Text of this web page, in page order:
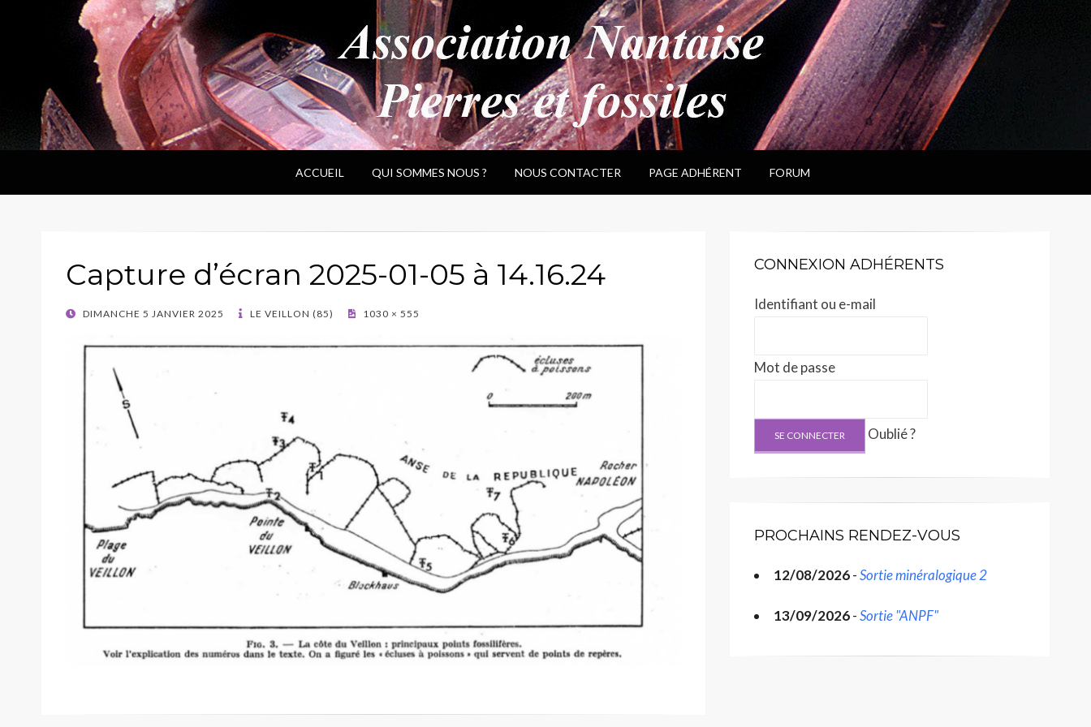
ANPF
Association Nantaise Pierres et Fossiles
ACCUEIL QUI SOMMES NOUS ? NOUS CONTACTER PAGE ADHÉRENT FORUM
Capture d’écran 2025-01-05 à 14.16.24
POSTED
DIMANCHE 5 JANVIER 2025 LE VEILLON (85) 1030 × 555
CONNEXION ADHÉRENTS
Identifiant ou e-mail
Mot de passe
Oublié ?
PROCHAINS RENDEZ-VOUS
12/08/2026-Sortie minéralogique 2
13/09/2026-Sortie "ANPF"